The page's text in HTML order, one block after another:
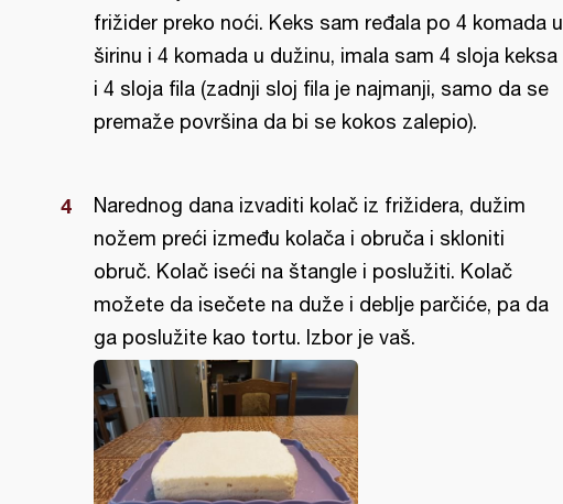
frižider preko noći. Keks sam ređala po 4 komada u
širinu i 4 komada u dužinu, imala sam 4 sloja keksa
i 4 sloja fila (zadnji sloj fila je najmanji, samo da se
premaže površina da bi se kokos zalepio).
Narednog dana izvaditi kolač iz frižidera, dužim
nožem preći između kolača i obruča i skloniti
obruč. Kolač iseći na štangle i poslužiti. Kolač
možete da isečete na duže i deblje parčiće, pa da
ga poslužite kao tortu. Izbor je vaš.